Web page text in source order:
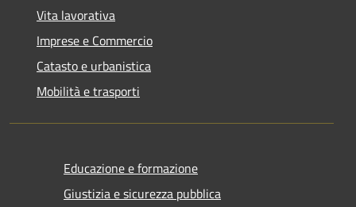
Vita lavorativa
Imprese e Commercio
Catasto e urbanistica
Mobilità e trasporti
Educazione e formazione
Giustizia e sicurezza pubblica